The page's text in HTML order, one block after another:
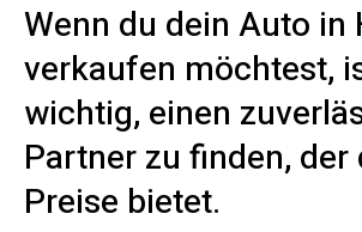
Wenn du dein Auto in
verkaufen möchtest,
wichtig, einen
Partner zu finden,
Preise bietet.